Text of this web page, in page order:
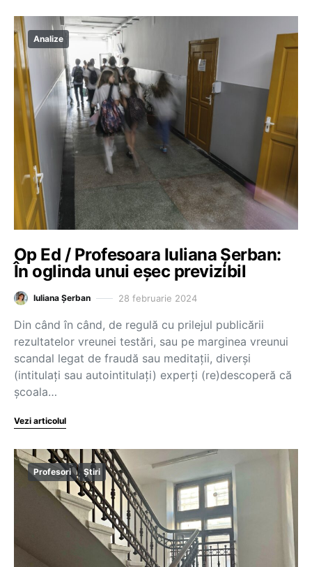
Analize
Op Ed / Profesoara Iuliana Șerban:
În oglinda unui eșec previzibil
Iuliana Șerban 28 februarie 2024
Din când în când, de regulă cu prilejul publicării
rezultatelor vreunei testări, sau pe marginea vreunui
scandal legat de fraudă sau meditații, diverși
(intitulați sau autointitulați) experți (re)descoperă că
școala…
Vezi articolul
Profesori Știri